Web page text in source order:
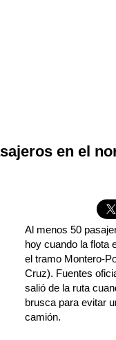
en el
Al menos 50
hoy cuando la flota
el tramo Montero-
Cruz). Fuentes
salió de la ruta
brusca para evitar
camión.